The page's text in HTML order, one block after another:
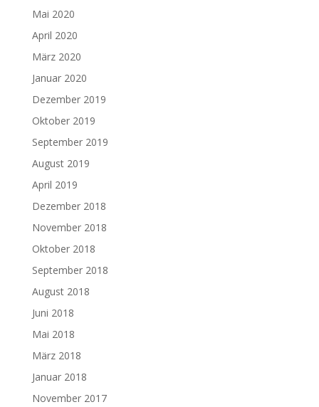
Mai 2020
April 2020
März 2020
Januar 2020
Dezember 2019
Oktober 2019
September 2019
August 2019
April 2019
Dezember 2018
November 2018
Oktober 2018
September 2018
August 2018
Juni 2018
Mai 2018
März 2018
Januar 2018
November 2017